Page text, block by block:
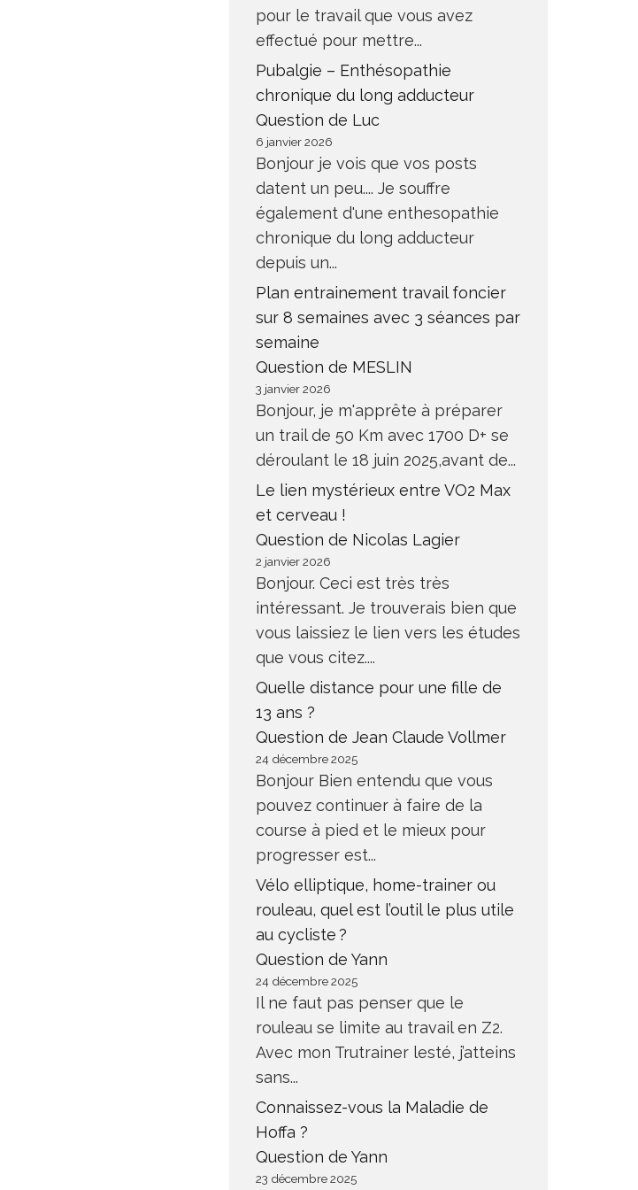
pour le travail que vous avez
effectué pour mettre...
Pubalgie – Enthésopathie
chronique du long adducteur
Question de Luc
6 janvier 2026
Bonjour je vois que vos posts
datent un peu.... Je souffre
également d'une enthesopathie
chronique du long adducteur
depuis un...
Plan entrainement travail foncier
sur 8 semaines avec 3 séances par
semaine
Question de MESLIN
3 janvier 2026
Bonjour, je m'apprête à préparer
un trail de 50 Km avec 1700 D+ se
déroulant le 18 juin 2025,avant de...
Le lien mystérieux entre VO2 Max
et cerveau !
Question de Nicolas Lagier
2 janvier 2026
Bonjour. Ceci est très très
intéressant. Je trouverais bien que
vous laissiez le lien vers les études
que vous citez....
Quelle distance pour une fille de
13 ans ?
Question de Jean Claude Vollmer
24 décembre 2025
Bonjour Bien entendu que vous
pouvez continuer à faire de la
course à pied et le mieux pour
progresser est...
Vélo elliptique, home-trainer ou
rouleau, quel est l’outil le plus utile
au cycliste ?
Question de Yann
24 décembre 2025
Il ne faut pas penser que le
rouleau se limite au travail en Z2.
Avec mon Trutrainer lesté, j’atteins
sans...
Connaissez-vous la Maladie de
Hoffa ?
Question de Yann
23 décembre 2025